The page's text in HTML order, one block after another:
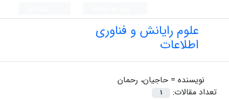
علوم رایانش و فناوری
اطلاعات
نویسنده = حاجیان، رحمان
تعداد مقالات:
1